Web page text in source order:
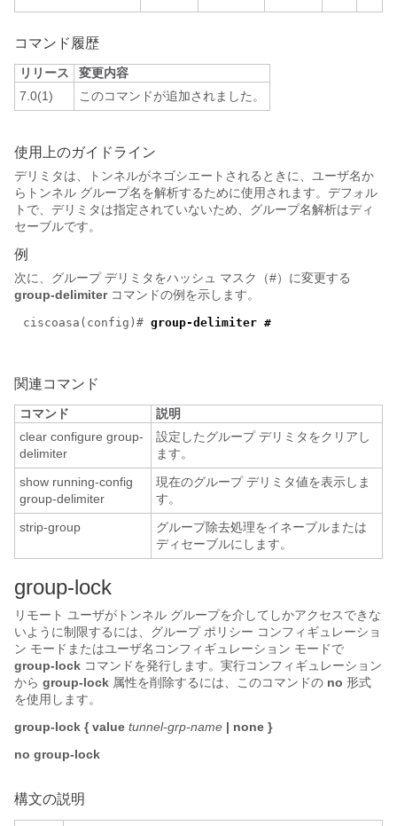
コマンド履歴
リリース
変更内容
7.0(1)
このコマンドが追加されました。
使用上のガイドライン
デリミタは、トンネルがネゴシエートされるときに、ユーザ名か
らトンネル グループ名を解析するために使用されます。デフォル
トで、デリミタは指定されていないため、グループ名解析はディ
セーブルです。
例
次に、グループ デリミタをハッシュ マスク（#）に変更する
group-delimiterコマンドの例を示します。
ciscoasa(config)# group-delimiter #
関連コマンド
コマンド
説明
clear configure group-
delimiter
設定したグループ デリミタをクリアし
ます。
show running-config
group-delimiter
現在のグループ デリミタ値を表示しま
す。
strip-group
グループ除去処理をイネーブルまたは
ディセーブルにします。
group-lock
リモート ユーザがトンネル グループを介してしかアクセスできな
いように制限するには、グループ ポリシー コンフィギュレーショ
ン モードまたはユーザ名コンフィギュレーション モードで
group-lock コマンドを発行します。実行コンフィギュレーション
から group-lock 属性を削除するには、このコマンドの no 形式
を使用します。
group-lock {value tunnel-grp-name | none }
no group-lock
構文の説明